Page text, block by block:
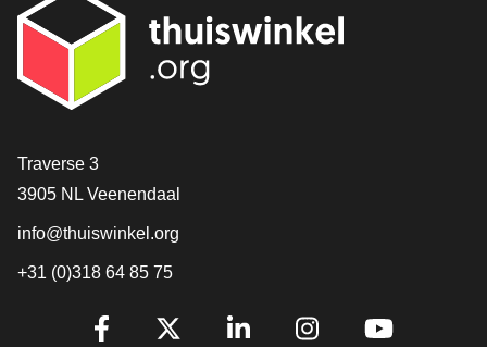
Contact
Traverse 3
3905 NL Veenendaal
info@thuiswinkel.org
+31 (0)318 64 85 75
Volg je ons al?